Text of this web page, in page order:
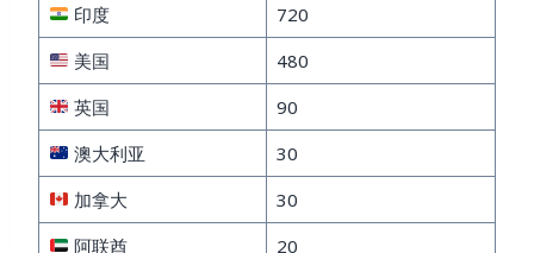
印度
720
美国
480
英国
90
澳大利亚
30
加拿大
30
阿联酋
20